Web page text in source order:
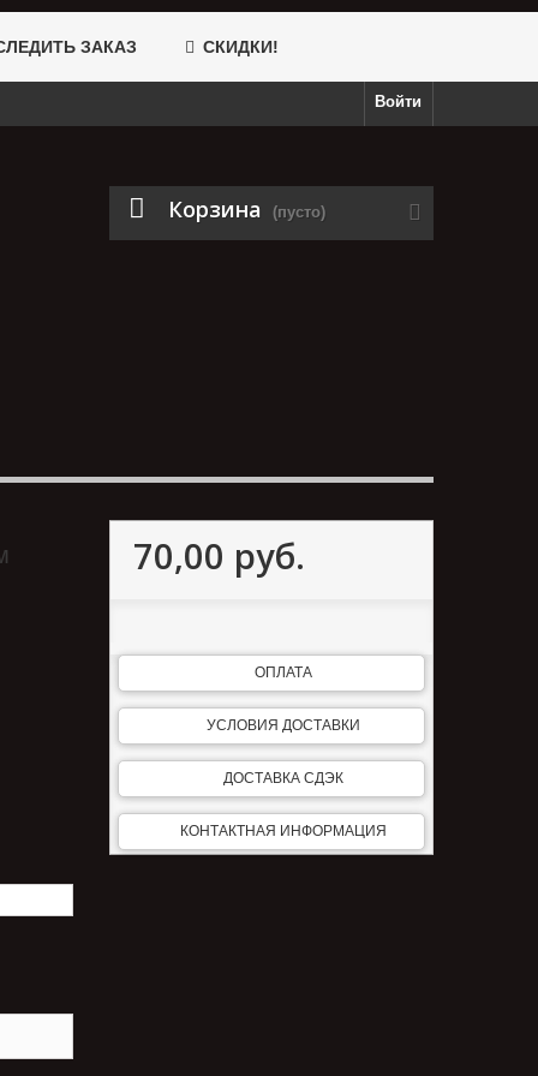
ЗАКАЗ СКИДКИ!
Войти
Корзина (пусто)
70,00 руб.
ОПЛАТА
УСЛОВИЯ ДОСТАВКИ
ДОСТАВКА СДЭК
КОНТАКТНАЯ ИНФОРМАЦИЯ